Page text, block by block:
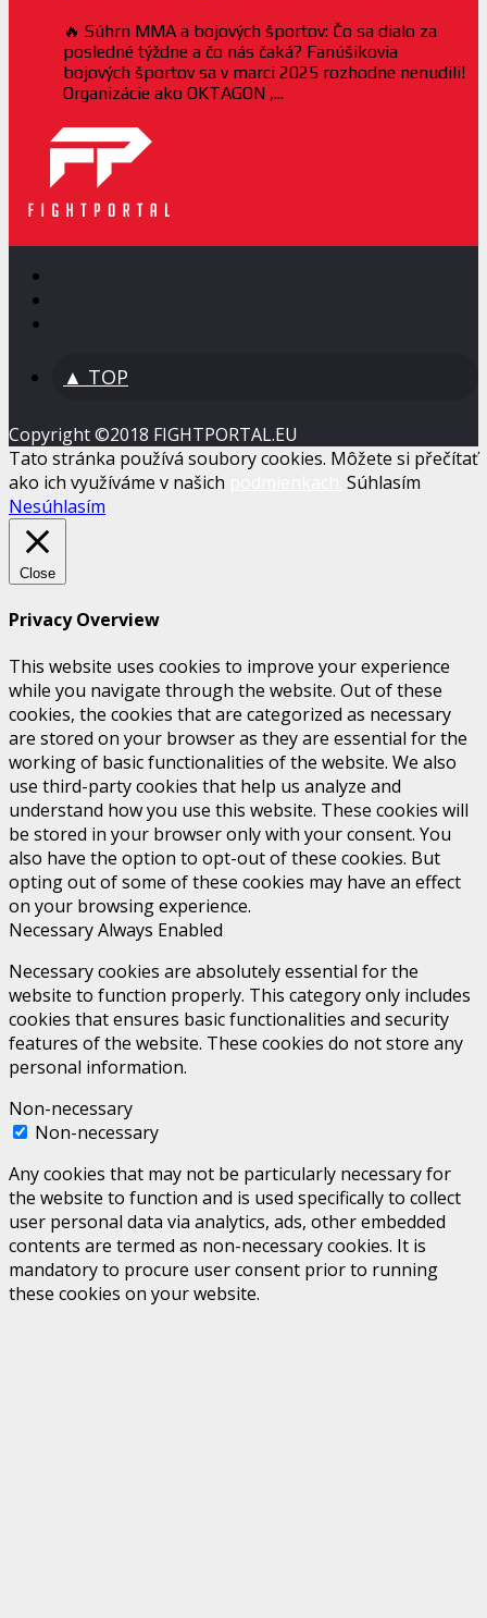
🔥 Súhrn MMA a bojových športov: Čo sa dialo za
posledné týždne a čo nás čaká? Fanúšikovia
bojových športov sa v marci 2025 rozhodne nenudili!
Organizácie ako OKTAGON ,...
▲ TOP
Copyright ©2018 FIGHTPORTAL.EU
Tato stránka používá soubory cookies. Môžete si přečítať
ako ich využíváme v našich
Súhlasím
Nesúhlasím
Close
Privacy Overview
This website uses cookies to improve your experience
while you navigate through the website. Out of these
cookies, the cookies that are categorized as necessary
are stored on your browser as they are essential for the
working of basic functionalities of the website. We also
use third-party cookies that help us analyze and
understand how you use this website. These cookies will
be stored in your browser only with your consent. You
also have the option to opt-out of these cookies. But
opting out of some of these cookies may have an effect
on your browsing experience.
NecessaryAlways Enabled
Necessary cookies are absolutely essential for the
website to function properly. This category only includes
cookies that ensures basic functionalities and security
features of the website. These cookies do not store any
personal information.
Non-necessary
Non-necessary
Any cookies that may not be particularly necessary for
the website to function and is used specifically to collect
user personal data via analytics, ads, other embedded
contents are termed as non-necessary cookies. It is
mandatory to procure user consent prior to running
these cookies on your website.